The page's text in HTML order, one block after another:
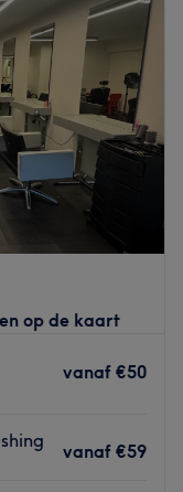
09:00–20:00
09:00
18:00
09:00
17:00
13:30 17:30
Nord! Je raadt
beauty ligt
knipt en kleurt
hier alle je
pedicure,
en Alain
de branche, dus
niet. Het salon
en zowel
welkom.
app.
op de kaart
vanaf €50
vanaf €59